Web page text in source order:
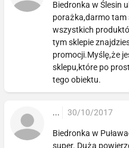
Biedronka w Ślesin
porażka,darmo tam
wszystkich
tym sklepie
promocji.Myślę,że
sklepu,które po
tego obiektu.
... 30/10/2017
Biedronka w
super. Duża